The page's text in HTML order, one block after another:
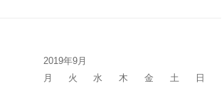
2019年9月
月
火 水 木 金 土
日